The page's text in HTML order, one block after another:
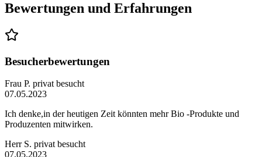
Bewertungen und Erfahrungen
Besucherbewertungen
Frau P. privat besucht
07.05.2023
Ich denke,in der heutigen Zeit könnten mehr Bio -Produkte und
Produzenten mitwirken.
Herr S. privat besucht
07.05.2023